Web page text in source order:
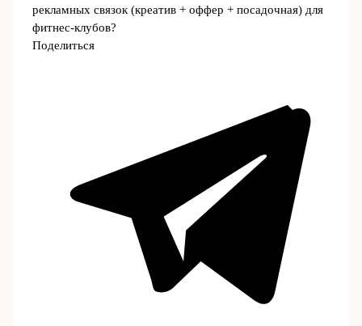
рекламных связок (креатив + оффер + посадочная) для
фитнес-клубов?
Поделиться